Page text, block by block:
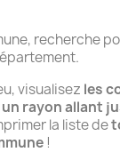
recherche
visualisez les
rayon allant
la liste de
!